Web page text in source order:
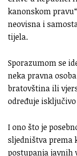
kanonskom
neovisna i
tijela.
Sporazumom se
neka pravna
bratovština ili
određuje
I ono što je
sljedništva prema
postupanja javnih